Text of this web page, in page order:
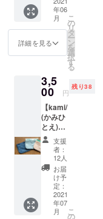
JAPAN
》の中
からお
配色を
ひとつ
くださ
い。
《サイ
ズ》 縦 /
約
9.0cm
幅 / 約
12.5cm
厚さ /
約
1.0cm
《重
量》 約
20g
《素
す。"も
余すこ
となく
い…。
そんな
思いに
共感し
ていた
だける
方に手
にとっ
ていた
だけた
ら幸い
です。
※このリ
ターン
ださい
まし
た。ど
れも愛
おしい
す。
貨を制
作し、
日本で
販売す
る活動
tun(ジ
ャムタ
ん。 ユ
ニーク
で色鮮
やかな
アフリ
カ布と
各パー
ツの配
色をえ
らん
で、自
分だけ
《itomo
notooy
atu ×
SIRUH
A》１個
屋さ
ん”と”
糸モノ
作家”が
生み出
す、ゆ
る〜い
テイス
トが持
ち味の
「itomo
notooy
atu(イ
トモノ
とおや
年06
月
詳細を見る
こ
の
リ
タ
ー
ン
を
選
択
す
る
3,5
00 円
残り38
【kami/
(かみひ
とえ)手
漉き紙
のミニ
財布】
●ミニ財
《kami/
SIRUH
A》１個
支援
者：
12人
お届
け予
定：
2021
年07
月
こ
の